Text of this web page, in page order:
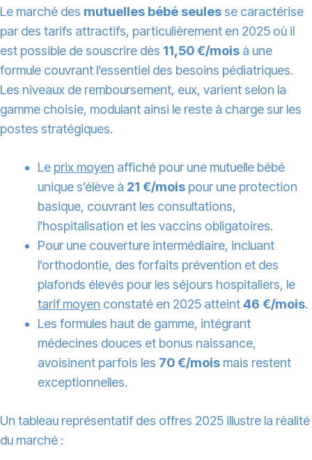
Le marché des mutuelles bébé seules se caractérise
par des tarifs attractifs, particulièrement en 2025 où il
est possible de souscrire dès 11,50 €/mois à une
formule couvrant l’essentiel des besoins pédiatriques.
Les niveaux de remboursement, eux, varient selon la
gamme choisie, modulant ainsi le reste à charge sur les
postes stratégiques.
Le prix moyen affiché pour une mutuelle bébé
unique s’élève à 21 €/mois pour une protection
basique, couvrant les consultations,
l’hospitalisation et les vaccins obligatoires.
Pour une couverture intermédiaire, incluant
l’orthodontie, des forfaits prévention et des
plafonds élevés pour les séjours hospitaliers, le
tarif moyen constaté en 2025 atteint46 €/mois.
Les formules haut de gamme, intégrant
médecines douces et bonus naissance,
avoisinent parfois les 70 €/mois mais restent
exceptionnelles.
Un tableau représentatif des offres 2025 illustre la réalité
du marché :